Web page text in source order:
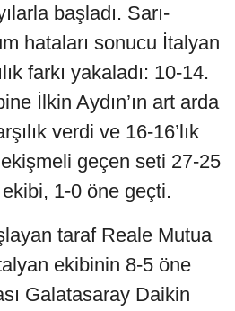
başladı. Sarı-
hataları sonucu İtalyan
farkı yakaladı: 10-14.
İlkin Aydın’ın art arda
verdi ve 16-16’lık
geçen seti 27-25
1-0 öne geçti.
taraf Reale Mutua
ekibinin 8-5 öne
Galatasaray Daikin